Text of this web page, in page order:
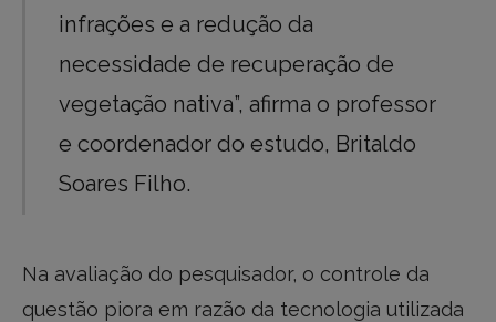
infrações e a redução da
necessidade de recuperação de
vegetação nativa”, afirma o professor
e coordenador do estudo, Britaldo
Soares Filho.
Na avaliação do pesquisador, o controle da
questão piora em razão da tecnologia utilizada